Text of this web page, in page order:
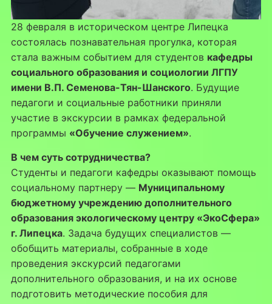
28 февраля в историческом центре Липецка
состоялась познавательная прогулка, которая
стала важным событием для студентов кафедры
социального образования и социологии ЛГПУ
имени В.П. Семенова-Тян-Шанского. Будущие
педагоги и социальные работники приняли
участие в экскурсии в рамках федеральной
программы «Обучение служением».
В чем суть сотрудничества?
Студенты и педагоги кафедры оказывают помощь
социальному партнеру — Муниципальному
бюджетному учреждению дополнительного
образования экологическому центру «ЭкоСфера»
г. Липецка. Задача будущих специалистов —
обобщить материалы, собранные в ходе
проведения экскурсий педагогами
дополнительного образования, и на их основе
подготовить методические пособия для